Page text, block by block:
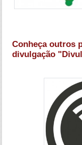
Conheça outros
divulgação